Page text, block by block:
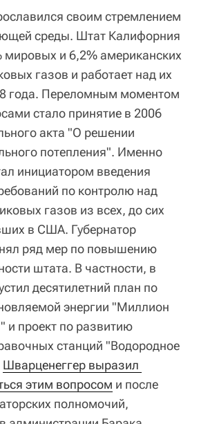
своим стремлением
среды. Штат Калифорния
мировых и 6,2% американских
газов и работает над их
года. Переломным моментом
стало принятие в 2006
акта "О решении
потепления". Именно
инициатором введения
по контролю над
газов из всех, до сих
в США. Губернатор
ряд мер по повышению
штата. В частности, в
десятилетний план по
энергии "Миллион
проект по развитию
станций "Водородное
Шварценеггер выразил
этим вопросом и после
полномочий,